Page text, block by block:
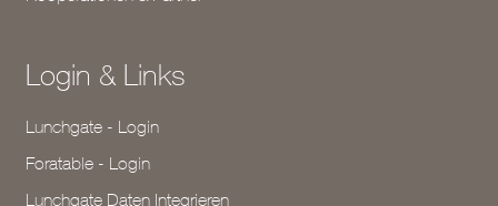
Login & Links
Lunchgate - Login
Foratable - Login
Lunchgate Daten Integrieren